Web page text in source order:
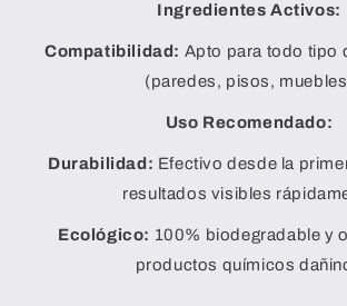
Ingredientes Activos:
Compatibilidad: Apto para todo tipo
(paredes, pisos,
Uso Recomendado:
Durabilidad: Efectivo desde la
resultados visibles
Ecológico: 100% biodegradable y
productos químicos